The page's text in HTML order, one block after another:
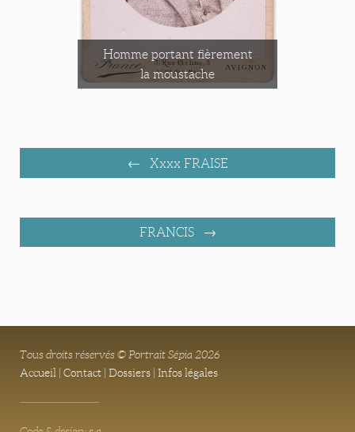
Homme portant fièrement
la moustache
Xxxx FRAISE
FRANCIS
Tous droits réservés © Portrait Sépia 2026
Accueil Contact Dossiers Infos légales